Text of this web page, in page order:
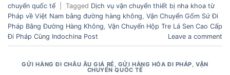
chuyển quốc tế
Tagged Dịch vụ vận chuyển thiết bị nha khoa từ
Pháp về Việt Nam bằng đường hàng không Vận Chuyển Gốm Sứ Đi
Pháp Bằng Đường Hàng Không Vận Chuyển Hộp Tre Lá Sen Cao Cấp
Đi Pháp Cùng Indochina Post
Leave a comment
GỬI HÀNG ĐI CHÂU ÂU GIÁ RẺ, GỬI HÀNG HÓA ĐI PHÁP,VẬN
CHUYỂN QUỐC TẾ